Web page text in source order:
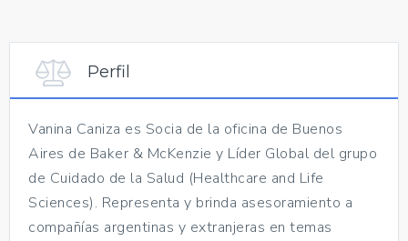
Perfil
Vanina Caniza es Socia de la oficina de Buenos
Aires de Baker & McKenzie y Líder Global del grupo
de Cuidado de la Salud (Healthcare and Life
Sciences). Representa y brinda asesoramiento a
compañías argentinas y extranjeras en temas